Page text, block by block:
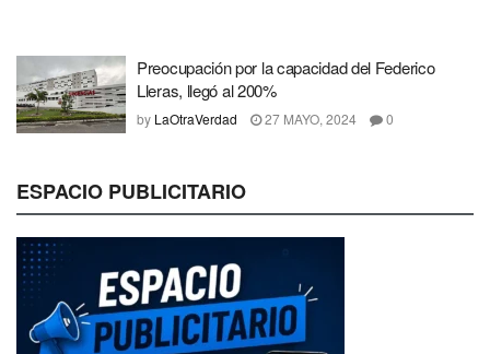
Preocupación por la capacidad del Federico
Lleras, llegó al 200%
by LaOtraVerdad 27 MAYO, 2024 0
ESPACIO PUBLICITARIO